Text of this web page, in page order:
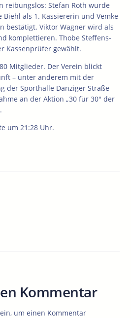
reibungslos: Stefan Roth wurde
Biehl als 1. Kassiererin und Vemke
bestätigt. Viktor Wagner wird als
komplettieren. Thobe Steffens-
Kassenprüfer gewählt.
Mitglieder. Der Verein blickt
– unter anderem mit der
der Sporthalle Danziger Straße
an der Aktion „30 für 30″ der
um 21:28 Uhr.
Kommentar
um einen Kommentar